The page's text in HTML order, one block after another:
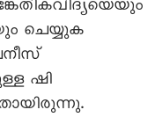
ചെയ്യുക
ഷി